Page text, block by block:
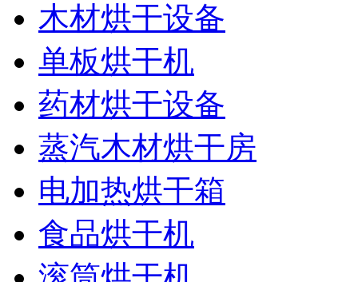
木材烘干设备
单板烘干机
药材烘干设备
蒸汽木材烘干房
电加热烘干箱
食品烘干机